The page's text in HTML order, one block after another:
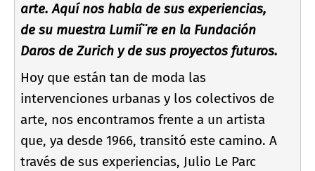
arte. Aquí­ nos habla de sus experiencias,
de su muestra Lumií¨re en la Fundación
Daros de Zurich y de sus proyectos futuros.
Hoy que están tan de moda las
intervenciones urbanas y los colectivos de
arte, nos encontramos frente a un artista
que, ya desde 1966, transitó este camino. A
través de sus experiencias, Julio Le Parc